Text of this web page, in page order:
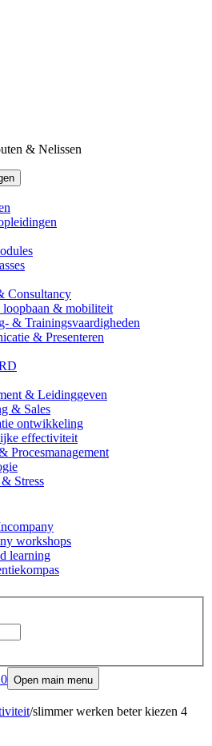
& Nelissen
Consultancy
loopbaan & mobiliteit
& Trainingsvaardigheden
& Presenteren
& Leidinggeven
& Sales
ontwikkeling
effectiviteit
Procesmanagement
Stress
workshops
learning
Open main menu
/slimmer werken beter kiezen 4